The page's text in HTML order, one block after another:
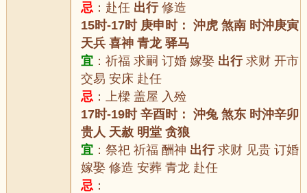
忌 ：赴任 出行修造
15时-17时 庚申时： 沖虎 煞南 时沖庚寅
天兵 喜神 青龙 驿马
宜 ：祈福 求嗣 订婚 嫁娶 出行求财 开市
交易 安床 赴任
忌 ：上樑 盖屋 入殓
17时-19时 辛酉时： 沖兔 煞东 时沖辛卯
贵人 天赦 明堂 贪狼
宜 ：祭祀 祈福 酬神 出行求财 见贵 订婚
嫁娶 修造 安葬 青龙 赴任
忌 ：